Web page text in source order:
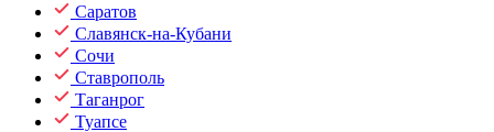
Саратов
Славянск-на-Кубани
Сочи
Ставрополь
Таганрог
Туапсе